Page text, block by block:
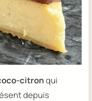
citronqui
depuis